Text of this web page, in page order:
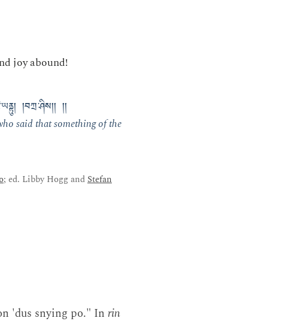
joy abound!
།བཀྲ་ཤིས།། །།
said that something of the
; ed. Libby Hogg and Stefan
'dus snying po." In rin